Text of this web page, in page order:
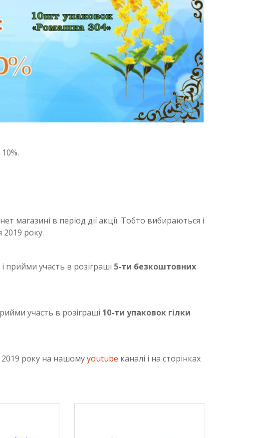
магазині в період дії акції. Тобто вибираються і
року.
прийми участь в розіграші 5-ти безкоштовних
участь в розіграші 10-ти упаковок гілки
2019 року на нашомуyoutube каналі і на сторінках